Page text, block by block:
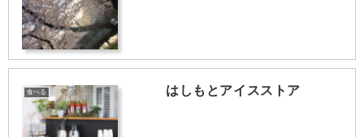
食べる はしもとアイスストア